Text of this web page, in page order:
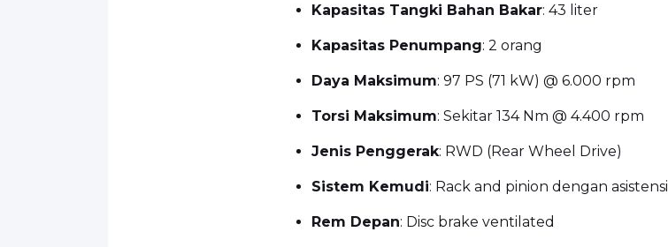
Kapasitas Tangki Bahan Bakar: 43 liter
Kapasitas Penumpang: 2 orang
Daya Maksimum: 97 PS (71 kW) @ 6.000 rpm
Torsi Maksimum: Sekitar 134 Nm @ 4.400 rpm
Jenis Penggerak: RWD (Rear Wheel Drive)
Sistem Kemudi: Rack and pinion dengan asistensi
Rem Depan: Disc brake ventilated